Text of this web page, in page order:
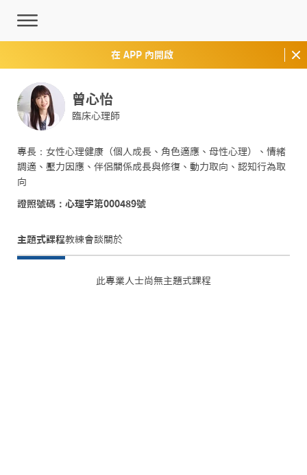
在 APP 內開啟
曾心怡
臨床心理師
專長：女性心理健康（個人成長、角色適應、母性心理）、情緒
調適、壓力因應、伴侶關係成長與修復、動力取向、認知行為取
向
證照號碼：心理字第000489號
主題式課程教練會談 關於
此專業人士尚無主題式課程